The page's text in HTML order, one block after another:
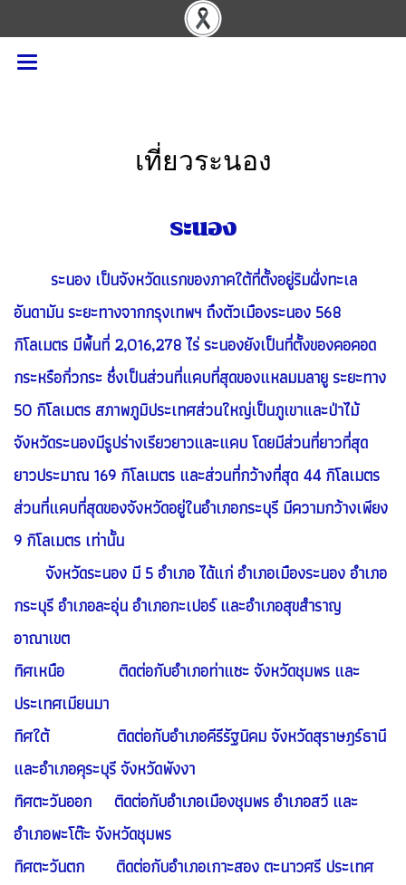
เที่ยวระนอง
ระนอง
ระนอง เป็นจังหวัดแรกของภาคใต้ที่ตั้งอยู่ริมฝั่งทะเล
อันดามัน ระยะทางจากกรุงเทพฯ ถึงตัวเมืองระนอง 568
กิโลเมตร มีพื้นที่ 2,016,278 ไร่ ระนองยังเป็นที่ตั้งของคอคอด
กระหรือกิ่วกระ ซึ่งเป็นส่วนที่แคบที่สุดของแหลมมลายู ระยะทาง
50 กิโลเมตร สภาพภูมิประเทศส่วนใหญ่เป็นภูเขาและป่าไม้
จังหวัดระนองมีรูปร่างเรียวยาวและแคบ โดยมีส่วนที่ยาวที่สุด
ยาวประมาณ 169 กิโลเมตร และส่วนที่กว้างที่สุด 44 กิโลเมตร
ส่วนที่แคบที่สุดของจังหวัดอยู่ในอำเภอกระบุรี มีความกว้างเพียง
9 กิโลเมตร เท่านั้น
จังหวัดระนอง มี 5 อำเภอ ได้แก่ อำเภอเมืองระนอง อำเภอ
กระบุรี อำเภอละอุ่น อำเภอกะเปอร์ และอำเภอสุขสำราญ
อาณาเขต
ทิศเหนือ ติดต่อกับอำเภอท่าแซะ จังหวัดชุมพร และ
ประเทศเมียนมา
ทิศใต้ ติดต่อกับอำเภอคีรีรัฐนิคม จังหวัดสุราษฎร์ธานี
และอำเภอคุระบุรี จังหวัดพังงา
ทิศตะวันออก ติดต่อกับอำเภอเมืองชุมพร อำเภอสวี และ
อำเภอพะโต๊ะ จังหวัดชุมพร
ทิศตะวันตก ติดต่อกับอำเภอเกาะสอง ตะนาวศรี ประเทศ